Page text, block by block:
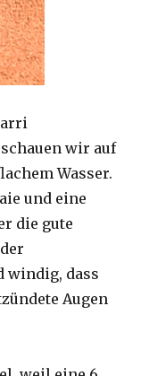
wir auf
Wasser.
und eine
die gute
windig, dass
Augen